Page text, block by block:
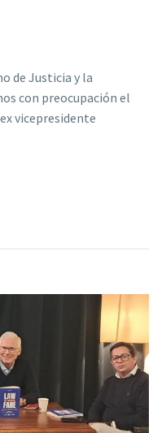
de Justicia y la
con preocupación el
vicepresidente